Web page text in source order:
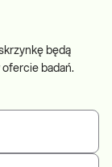
będą
badań.